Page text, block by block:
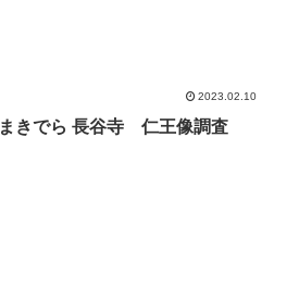
2023.02.10
まきでら 長谷寺 仁王像調査